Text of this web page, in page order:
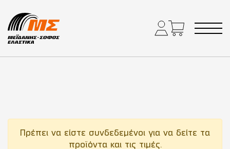
Main Navigation
Πρέπει να είστε συνδεδεμένοι για να δείτε τα
προϊόντα και τις τιμές.